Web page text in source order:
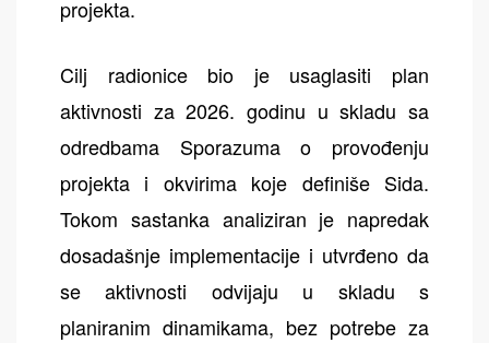
projekta.
Cilj radionice bio je usaglasiti plan
aktivnosti za 2026. godinu u skladu sa
odredbama Sporazuma o provođenju
projekta i okvirima koje definiše Sida.
Tokom sastanka analiziran je napredak
dosadašnje implementacije i utvrđeno da
se aktivnosti odvijaju u skladu s
planiranim dinamikama, bez potrebe za